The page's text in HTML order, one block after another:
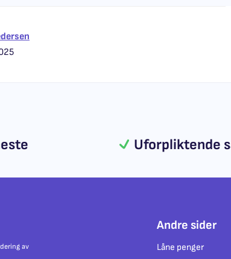
Uforpliktende
av
Andre sider
Låne penger